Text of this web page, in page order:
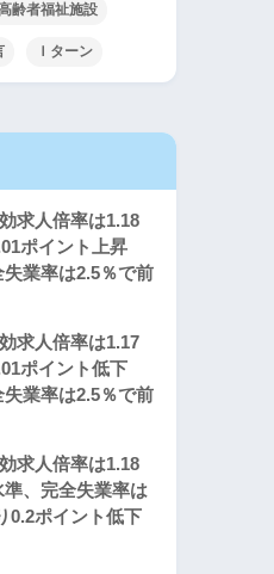
齢者福祉施設
Ｉターン
求人倍率は1.18
ポイント上昇
失業率は2.5％で前
求人倍率は1.17
ポイント低下
失業率は2.5％で前
求人倍率は1.18
、完全失業率は
0.2ポイント低下